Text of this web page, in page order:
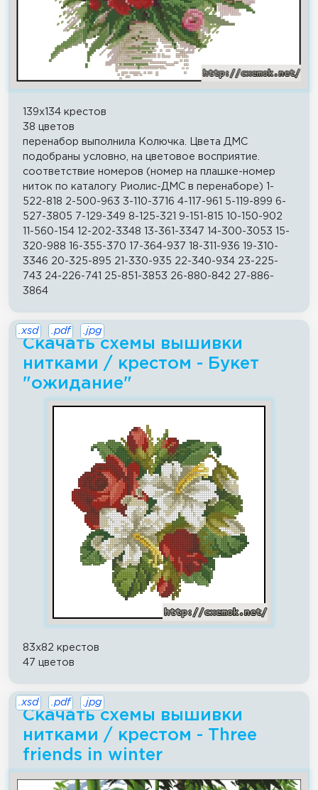
139x134 крестов
38 цветов
перенабор выполнила Колючка. Цвета ДМС
подобраны условно, на цветовое восприятие.
соответствие номеров (номер на плашке-номер
ниток по каталогу Риолис-ДМС в перенаборе) 1-
522-818 2-500-963 3-110-3716 4-117-961 5-119-899 6-
527-3805 7-129-349 8-125-321 9-151-815 10-150-902
11-560-154 12-202-3348 13-361-3347 14-300-3053 15-
320-988 16-355-370 17-364-937 18-311-936 19-310-
3346 20-325-895 21-330-935 22-340-934 23-225-
743 24-226-741 25-851-3853 26-880-842 27-886-
3864
Скачать схемы вышивки
нитками / крестом - Букет
"ожидание"
.xsd .pdf .jpg
83x82 крестов
47 цветов
Скачать схемы вышивки
нитками / крестом - Three
friends in winter
.xsd .pdf .jpg